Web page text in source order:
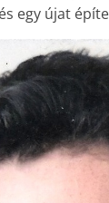
egy újat